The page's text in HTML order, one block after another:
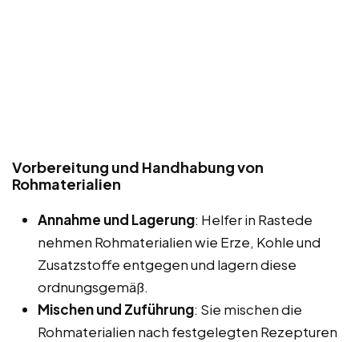
Vorbereitung und Handhabung von
Rohmaterialien
Annahme und Lagerung: Helfer in Rastede
nehmen Rohmaterialien wie Erze, Kohle und
Zusatzstoffe entgegen und lagern diese
ordnungsgemäß.
Mischen und Zuführung: Sie mischen die
Rohmaterialien nach festgelegten Rezepturen